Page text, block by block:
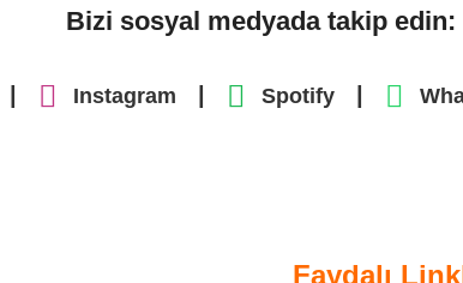
Bizi sosyal medyada takip edin:
| Instagram | Spotify |
Faydalı